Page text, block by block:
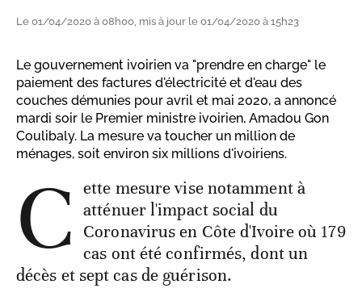
Le 01/04/2020 à 08h00, mis à jour le 01/04/2020 à 15h23
Le gouvernement ivoirien va "prendre en charge" le
paiement des factures d'électricité et d'eau des
couches démunies pour avril et mai 2020, a annoncé
mardi soir le Premier ministre ivoirien, Amadou Gon
Coulibaly. La mesure va toucher un million de
ménages, soit environ six millions d'ivoiriens.
C ette mesure vise notamment à
atténuer l'impact social du
Coronavirus en Côte d'Ivoire où 179
cas ont été confirmés, dont un
décès et sept cas de guérison.